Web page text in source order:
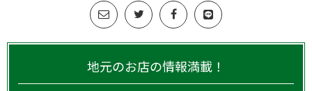
地元のお店の情報満載！